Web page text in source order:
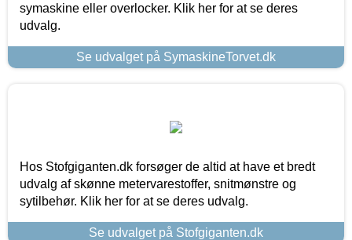
symaskine eller overlocker. Klik her for at se deres
udvalg.
Se udvalget på SymaskineTorvet.dk
Hos Stofgiganten.dk forsøger de altid at have et bredt
udvalg af skønne metervarestoffer, snitmønstre og
sytilbehør. Klik her for at se deres udvalg.
Se udvalget på Stofgiganten.dk